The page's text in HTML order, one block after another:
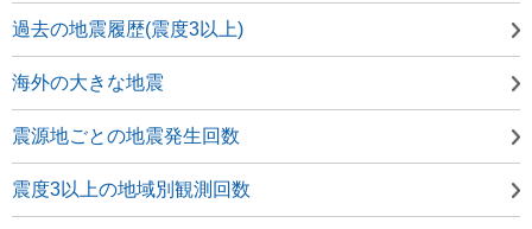
過去の地震履歴(震度3以上)
海外の大きな地震
震源地ごとの地震発生回数
震度3以上の地域別観測回数